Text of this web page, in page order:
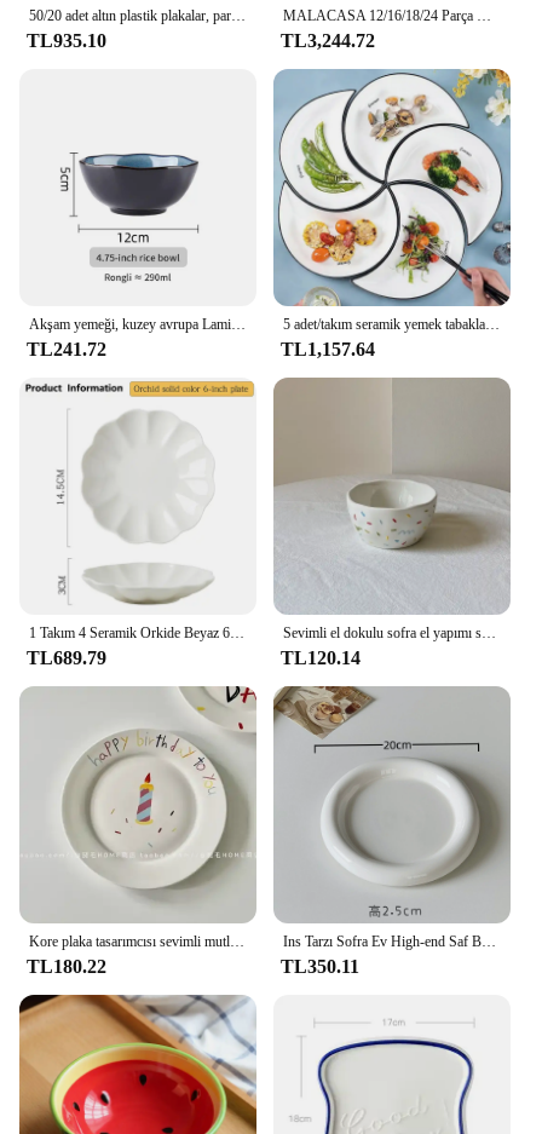
50/20 adet altın plastik plakalar, parti yemek tabakları ve salata/tatlı tabakları Combo, partiler düğün için ağır plastik plakalar
TL935.10
MALACASA 12/16/18/24 Parça Yemek Tabakları Setleri Siyah Jant Yarım ayakta kenar Dinnerware 4/6 ADET Yemek Tabağı/Tatlı/Çorba/Kase
TL3,244.72
Akşam yemeği, kuzey avrupa Lamian eriştelerini kullanmak için yeşim güvenli olarak sert ve yumuşak Set çorba kasesi uzay yıldızı kaseler ve yemekler çorba kasesi
TL241.72
5 adet/takım seramik yemek tabakları ay şekilli seramik servis yemekleri tatlı salata makarna plaka mutfak yemek setleri sofra
TL1,157.64
TL689.79
Sevimli el dokulu sofra el yapımı seramik ev tabaklar sebze balık Dim Sum plaka batı tarzı biftek Oval tabak
TL120.14
TL180.22
Ins Tarzı Sofra Ev High-end Saf Beyaz Tatlı Tabağı Kahve Dükkanı Makarna Tabağı Kahvaltı Kırmızı Noel Renk Plakası
TL350.11